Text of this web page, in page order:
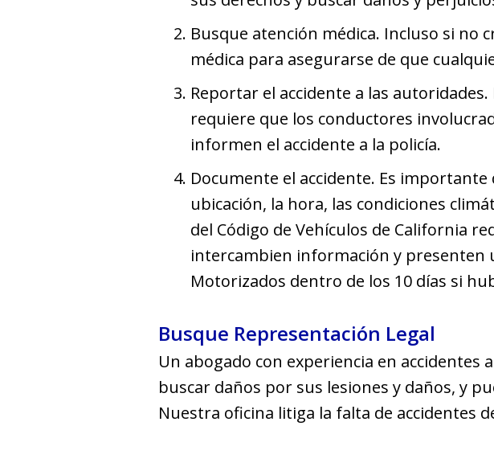
Busque atención médica. Incluso si no
médica para asegurarse de que
Reportar el accidente a las
requiere que los conductores
informen el accidente a la policía.
Documente el accidente. Es
ubicación, la hora, las condiciones
del Código de Vehículos de California
intercambien información y presenten
Motorizados dentro de los 10 días si
Busque Representación Legal
Un abogado con experiencia en
buscar daños por sus lesiones y daños, y
Nuestra oficina litiga la falta de accidentes